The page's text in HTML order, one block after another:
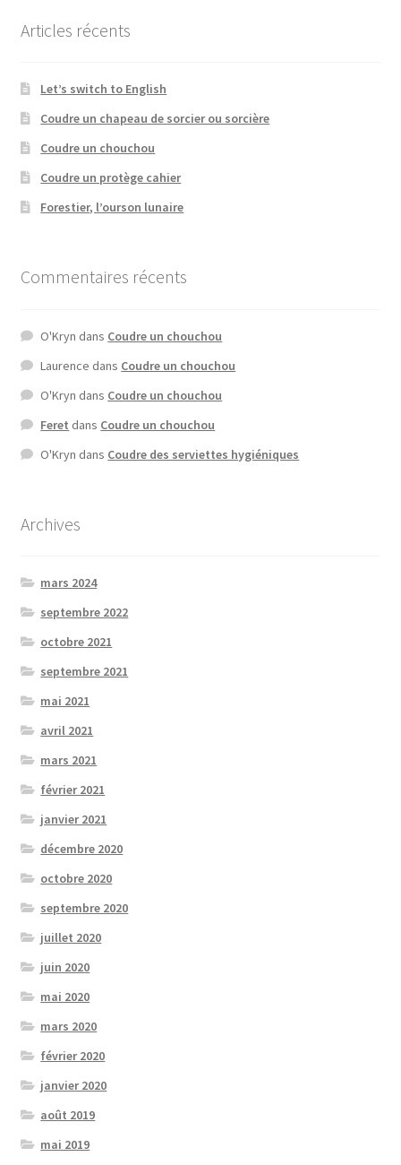
Articles récents
Let’s switch to English
Coudre un chapeau de sorcier ou sorcière
Coudre un chouchou
Coudre un protège cahier
Forestier, l’ourson lunaire
Commentaires récents
O'Kryn dans Coudre un chouchou
Laurence dans Coudre un chouchou
O'Kryn dans Coudre un chouchou
Feret dans Coudre un chouchou
O'Kryn dans Coudre des serviettes hygiéniques
Archives
mars 2024
septembre 2022
octobre 2021
septembre 2021
mai 2021
avril 2021
mars 2021
février 2021
janvier 2021
décembre 2020
octobre 2020
septembre 2020
juillet 2020
juin 2020
mai 2020
mars 2020
février 2020
janvier 2020
août 2019
mai 2019